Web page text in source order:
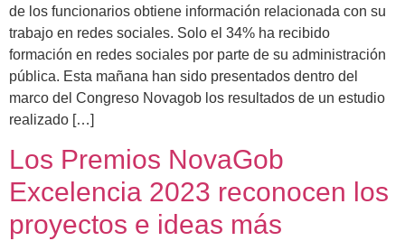
de los funcionarios obtiene información relacionada con su
trabajo en redes sociales. Solo el 34% ha recibido
formación en redes sociales por parte de su administración
pública. Esta mañana han sido presentados dentro del
marco del Congreso Novagob los resultados de un estudio
realizado […]
Los Premios NovaGob
Excelencia 2023 reconocen los
proyectos e ideas más